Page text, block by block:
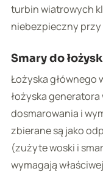
turbin wiatrowych
niebezpieczny przy
Smary do łożysk
Łożyska głównego
łożyska
dosmarowania i
zbierane są jako
(zużyte woski i
wymagają